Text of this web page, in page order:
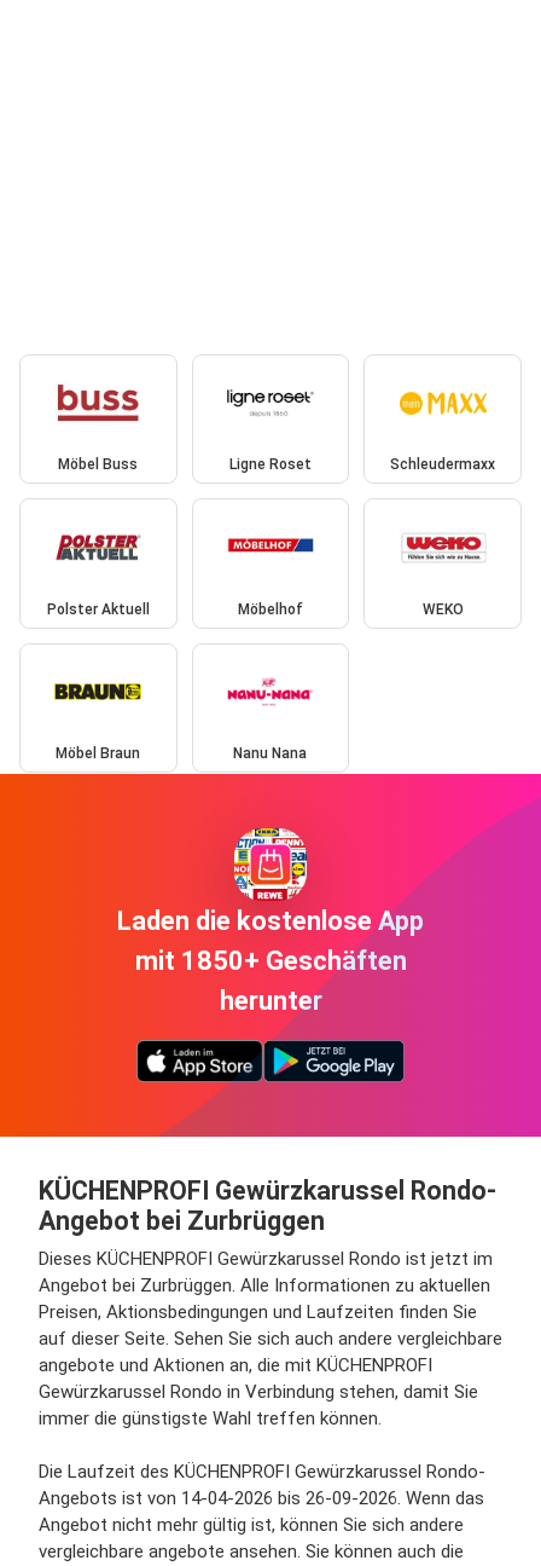
Möbel Buss Ligne Roset Schleudermaxx
Polster Aktuell Möbelhof WEKO
Möbel Braun Nanu Nana
Laden die kostenlose App
mit 1850+ Geschäften
herunter
KÜCHENPROFI Gewürzkarussel Rondo-
Angebot bei Zurbrüggen
Dieses KÜCHENPROFI Gewürzkarussel Rondo ist jetzt im
Angebot bei Zurbrüggen. Alle Informationen zu aktuellen
Preisen, Aktionsbedingungen und Laufzeiten finden Sie
auf dieser Seite. Sehen Sie sich auch andere vergleichbare
angebote und Aktionen an, die mit KÜCHENPROFI
Gewürzkarussel Rondo in Verbindung stehen, damit Sie
immer die günstigste Wahl treffen können.
Die Laufzeit des KÜCHENPROFI Gewürzkarussel Rondo-
Angebots ist von 14-04-2026 bis 26-09-2026. Wenn das
Angebot nicht mehr gültig ist, können Sie sich andere
vergleichbare angebote ansehen. Sie können auch die